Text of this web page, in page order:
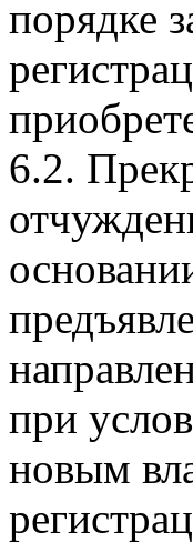
порядке
6.2.
при
новым